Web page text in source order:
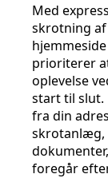
Med
skrotning
prioriterer
oplevelse
start til slut.
fra din
skrotanlæg,
foregår